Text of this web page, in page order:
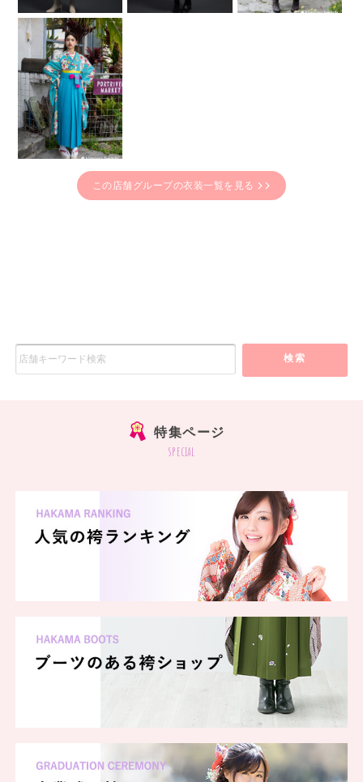
この店舗グループの衣装一覧を見る
検索
特集ページ
special